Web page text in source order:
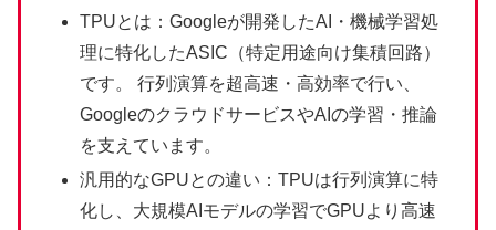
TPUとは：Googleが開発したAI・機械学習処
理に特化したASIC（特定用途向け集積回路）
です。 行列演算を超高速・高効率で行い、
GoogleのクラウドサービスやAIの学習・推論
を支えています。
汎用的なGPUとの違い：TPUは行列演算に特
化し、大規模AIモデルの学習でGPUより高速